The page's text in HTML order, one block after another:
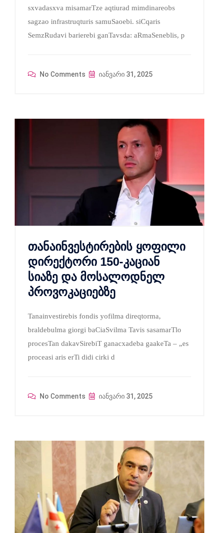
sxvadasxva misamarTze aqtiurad mimdinareobs
sagzao infrastruqturis samuSaoebi. siCqaris
SemzRudavi barierebi ganTavsda: aRmaSeneblis, p
No Comments იანვარი 31, 2025
თანაინვესტირების ყოფილი
დირექტორი 150-კაციან
სიაზე და მოსალოდნელ
პროვოკაციებზე
Tanainvestirebis fondis yofilma direqtorma,
braldebulma giorgi baCiaSvilma Tavis sasamarTlo
procesTan dakavSirebiT ganacxadeba gaakeTa – „es
proceasi aris erTi didi cirki d
No Comments იანვარი 31, 2025